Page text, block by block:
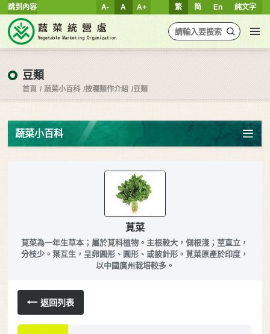
跳到內容 繁 简 En 純文字
A- A A+
豆類
首頁 蔬菜小百科 按種類作介紹 豆類
蔬菜小百科
莧菜
莧菜為一年生草本；屬於莧科植物。主根較大，側根淺；莖直立，
分枝少。葉互生，呈卵圓形、圓形、或披針形。莧菜原產於印度，
以中國廣州栽培較多。
返回列表